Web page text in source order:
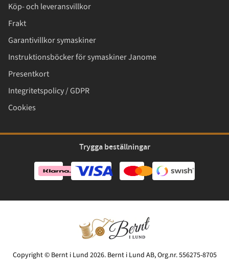
Köp- och leveransvillkor
Frakt
Garantivillkor symaskiner
Instruktionsböcker för symaskiner Janome
Presentkort
Integritetspolicy / GDPR
Cookies
Trygga beställningar
Copyright © Bernt i Lund 2026. Bernt i Lund AB, Org.nr. 556275-8705